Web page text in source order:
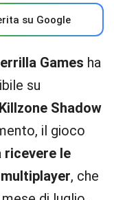
su Google
Games ha
su
Shadow
il gioco
ricevere le
, che